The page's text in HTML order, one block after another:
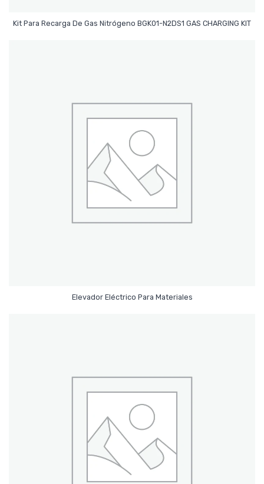
Kit Para Recarga De Gas Nitrógeno BGK01-N2DS1 GAS CHARGING KIT
Elevador Eléctrico Para Materiales